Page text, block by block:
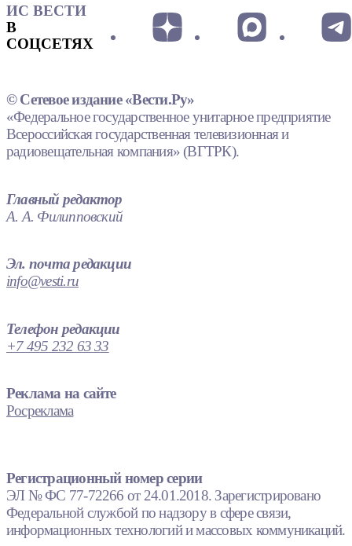
ИС ВЕСТИ
В
СОЦСЕТЯХ
© Сетевое издание «Вести.Ру»
«Федеральное государственное унитарное предприятие
Всероссийская государственная телевизионная и
радиовещательная компания» (ВГТРК).
Главный редактор
А. А. Филипповский
Эл. почта редакции
info@vesti.ru
Телефон редакции
+7 495 232 63 33
Реклама на сайте
Росреклама
Регистрационный номер серии
ЭЛ № ФС 77-72266 от 24.01.2018. Зарегистрировано
Федеральной службой по надзору в сфере связи,
информационных технологий и массовых коммуникаций.